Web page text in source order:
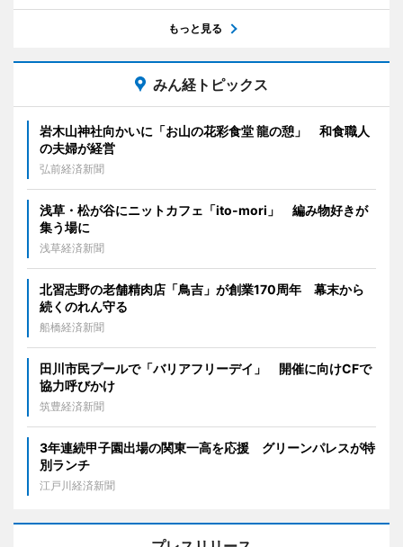
もっと見る
みん経トピックス
岩木山神社向かいに「お山の花彩食堂 龍の憩」 和食職人
の夫婦が経営
弘前経済新聞
浅草・松が谷にニットカフェ「ito-mori」 編み物好きが
集う場に
浅草経済新聞
北習志野の老舗精肉店「鳥吉」が創業170周年 幕末から
続くのれん守る
船橋経済新聞
田川市民プールで「バリアフリーデイ」 開催に向けCFで
協力呼びかけ
筑豊経済新聞
3年連続甲子園出場の関東一高を応援 グリーンパレスが特
別ランチ
江戸川経済新聞